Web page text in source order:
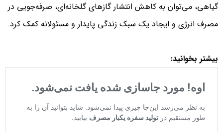
گیاهی، می‌توان به کاهش انتشار گازهای گلخانه‌ای، صرفه‌جویی در
مصرف انرژی و ایجاد یک سبک زندگی پایدار و مسئولانه کمک کرد.
بیشتر بخوانید: